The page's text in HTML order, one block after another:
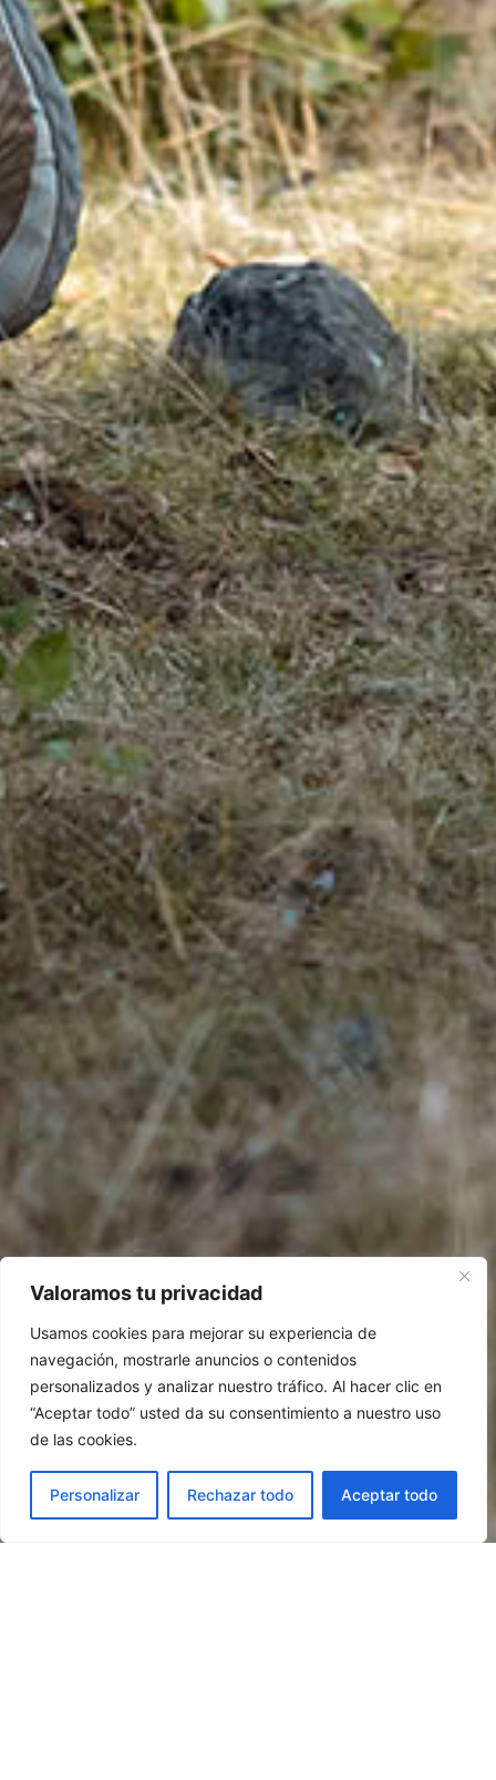
Valoramos tu privacidad
Usamos cookies para mejorar su experiencia de
navegación, mostrarle anuncios o contenidos
personalizados y analizar nuestro tráfico. Al hacer clic en
“Aceptar todo” usted da su consentimiento a nuestro uso
de las cookies.
Personalizar Rechazar todo Aceptar todo